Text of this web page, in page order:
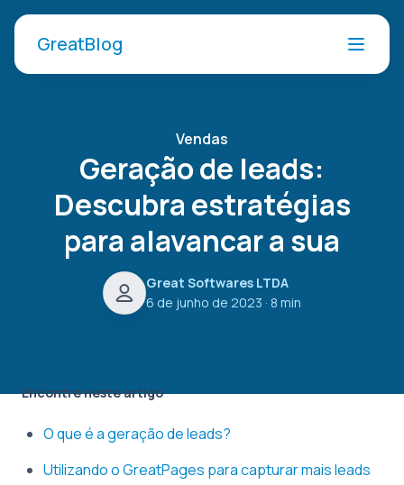
GreatBlog
Vendas
Geração de leads:
Descubra estratégias
para alavancar a sua
Great Softwares LTDA
6 de junho de 2023 · 8 min
Encontre neste artigo
O que é a geração de leads?
Utilizando o GreatPages para capturar mais leads